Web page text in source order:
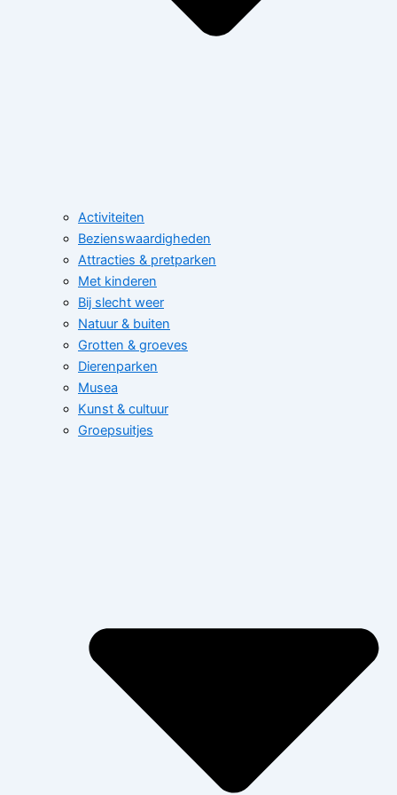
Activiteiten
Bezienswaardigheden
Attracties & pretparken
Met kinderen
Bij slecht weer
Natuur & buiten
Grotten & groeves
Dierenparken
Musea
Kunst & cultuur
Groepsuitjes